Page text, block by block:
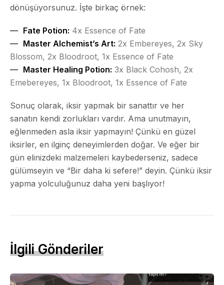
dönüşüyorsunuz. İşte birkaç örnek:
Fate Potion: 4x Essence of Fate
Master Alchemist’s Art: 2x Embereyes, 2x Sky
Blossom, 2x Bloodroot, 1x Essence of Fate
Master Healing Potion: 3x Black Cohosh, 2x
Emebereyes, 1x Bloodroot, 1x Essence of Fate
Sonuç olarak, iksir yapmak bir sanattır ve her
sanatın kendi zorlukları vardır. Ama unutmayın,
eğlenmeden asla iksir yapmayın! Çünkü en güzel
iksirler, en ilginç deneyimlerden doğar. Ve eğer bir
gün elinizdeki malzemeleri kaybederseniz, sadece
gülümseyin ve “Bir daha ki sefere!” deyin. Çünkü iksir
yapma yolculuğunuz daha yeni başlıyor!
İlgili Gönderiler